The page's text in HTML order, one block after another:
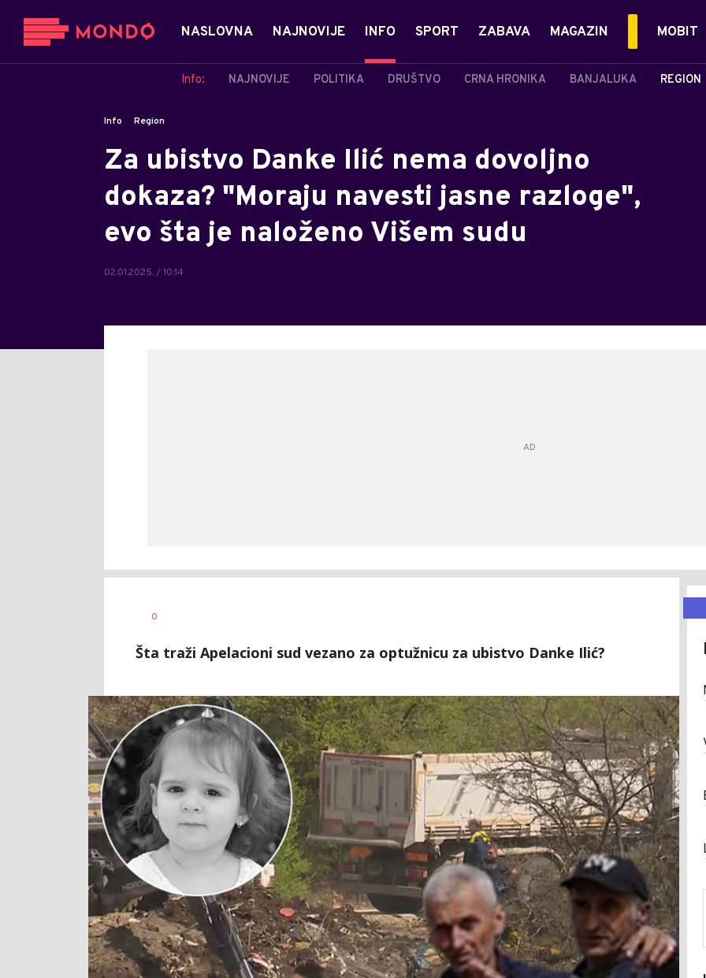
NASLOVNA NAJNOVIJE INFO
Info: NAJNOVIJE POLITIKA DRUŠTVO CRNA HRONIKA BANJALUKA REGION
SPORT ZABAVA MAGAZIN MOBIT
Info Region
Za ubistvo Danke Ilić nema dovoljno
dokaza? "Moraju navesti jasne razloge",
evo šta je naloženo Višem sudu
02.01.2025. / 10:14
AUTOR
0
Šta traži Apelacioni sud vezano za optužnicu za ubistvo Danke Ilić?